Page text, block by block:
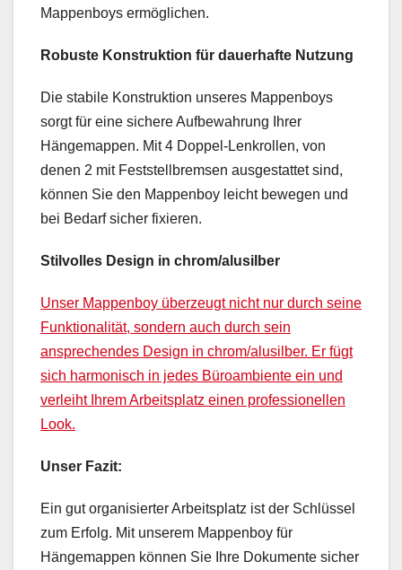
Mappenboys ermöglichen.
Robuste Konstruktion für dauerhafte Nutzung
Die stabile Konstruktion unseres Mappenboys
sorgt für eine sichere Aufbewahrung Ihrer
Hängemappen. Mit 4 Doppel-Lenkrollen, von
denen 2 mit Feststellbremsen ausgestattet sind,
können Sie den Mappenboy leicht bewegen und
bei Bedarf sicher fixieren.
Stilvolles Design in chrom/alusilber
Unser Mappenboy überzeugt nicht nur durch seine
Funktionalität, sondern auch durch sein
ansprechendes Design in chrom/alusilber. Er fügt
sich harmonisch in jedes Büroambiente ein und
verleiht Ihrem Arbeitsplatz einen professionellen
Look.
Unser Fazit:
Ein gut organisierter Arbeitsplatz ist der Schlüssel
zum Erfolg. Mit unserem Mappenboy für
Hängemappen können Sie Ihre Dokumente sicher